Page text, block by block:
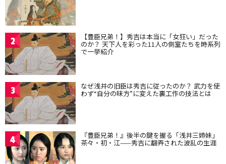
2 【豊臣兄弟！】秀吉は本当に「女狂い」だった
のか？ 天下人を彩った11人の側室たちを時系列
で一挙紹介
3 なぜ浅井の旧臣は秀吉に従ったのか？ 武力を使
わず“自分の味方”に変えた裏工作の技法とは
4 『豊臣兄弟！』後半の鍵を握る「浅井三姉妹」
茶々・初・江——秀吉に翻弄された波乱の生涯